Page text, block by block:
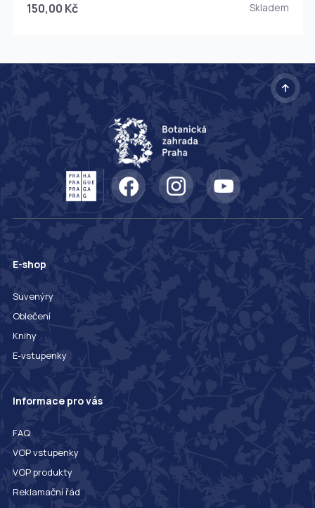
150,00 Kč Skladem
E-shop
Suvenýry
Oblečení
Knihy
E-vstupenky
Informace pro vás
FAQ
VOP vstupenky
VOP produkty
Reklamační řád